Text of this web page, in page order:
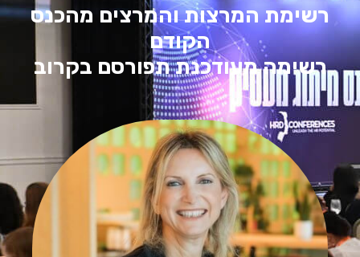
רשימת המרצות והמרצים מהכנס
הקודם
רשימה מעודכנת תפורסם בקרוב